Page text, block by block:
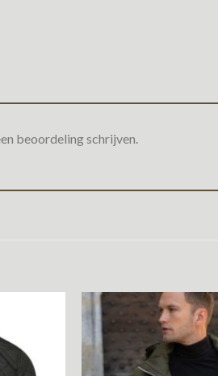
beoordeling schrijven.